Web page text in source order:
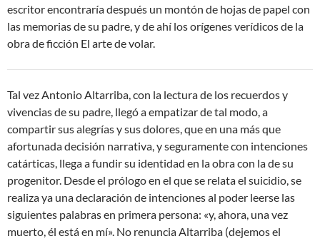
escritor encontraría después un montón de hojas de papel con
las memorias de su padre, y de ahí los orígenes verídicos de la
obra de ficción El arte de volar.
Tal vez Antonio Altarriba, con la lectura de los recuerdos y
vivencias de su padre, llegó a empatizar de tal modo, a
compartir sus alegrías y sus dolores, que en una más que
afortunada decisión narrativa, y seguramente con intenciones
catárticas, llega a fundir su identidad en la obra con la de su
progenitor. Desde el prólogo en el que se relata el suicidio, se
realiza ya una declaración de intenciones al poder leerse las
siguientes palabras en primera persona: «y, ahora, una vez
muerto, él está en mí». No renuncia Altarriba (dejemos el